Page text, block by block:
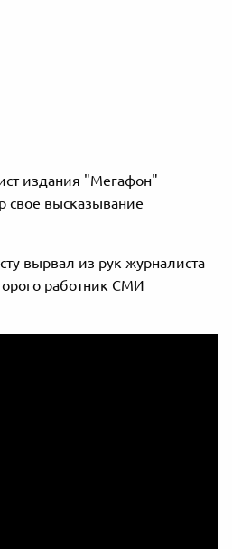
издания "Мегафон"
свое высказывание
вырвал из рук журналиста
работник СМИ